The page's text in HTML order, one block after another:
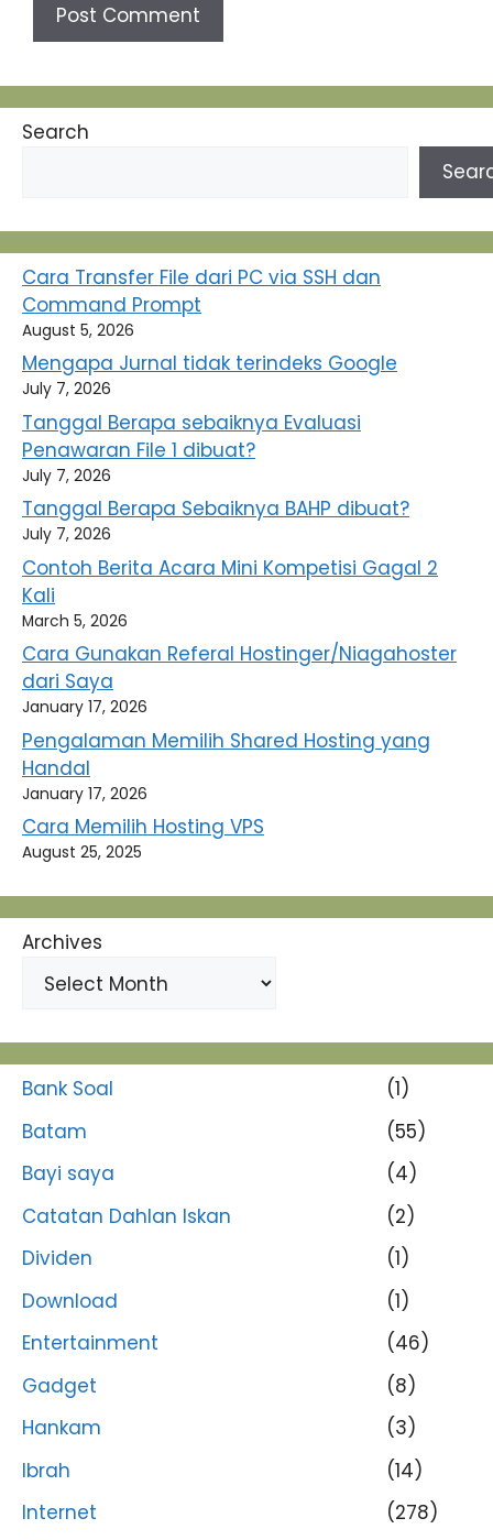
Search
Cara Transfer File dari PC via SSH dan
Command Prompt
August 5, 2026
Mengapa Jurnal tidak terindeks Google
July 7, 2026
Tanggal Berapa sebaiknya Evaluasi
Penawaran File 1 dibuat?
July 7, 2026
Tanggal Berapa Sebaiknya BAHP dibuat?
July 7, 2026
Contoh Berita Acara Mini Kompetisi Gagal 2
Kali
March 5, 2026
Cara Gunakan Referal Hostinger/Niagahoster
dari Saya
January 17, 2026
Pengalaman Memilih Shared Hosting yang
Handal
January 17, 2026
Cara Memilih Hosting VPS
August 25, 2025
Archives
Bank Soal
(1)
Batam
(55)
Bayi saya
(4)
Catatan Dahlan Iskan
(2)
Dividen
(1)
Download
(1)
Entertainment
(46)
Gadget
(8)
Hankam
(3)
Ibrah
(14)
Internet
(278)